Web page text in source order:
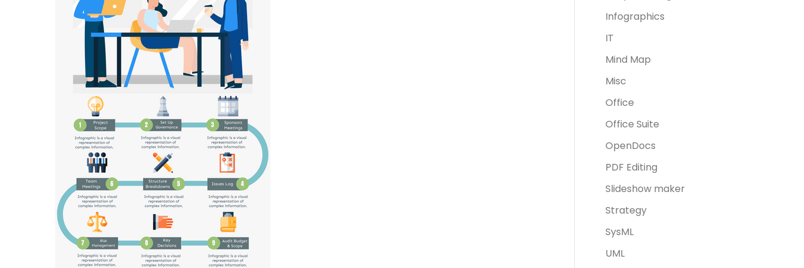
Infographics
IT
Mind Map
Misc
Office
Office Suite
OpenDocs
PDF Editing
Slideshow maker
Strategy
SysML
UML